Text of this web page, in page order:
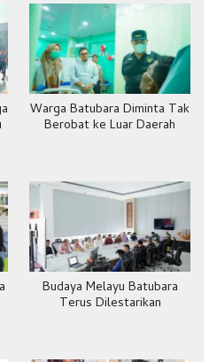
Warga Batubara Diminta Tak
Berobat ke Luar Daerah
Budaya Melayu Batubara
Terus Dilestarikan